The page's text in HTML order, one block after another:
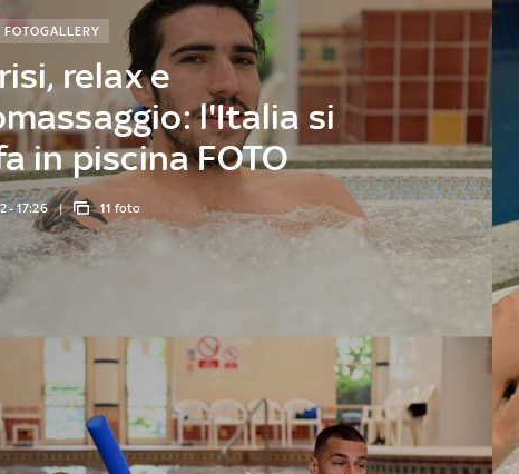
relax e
l'Italia si
in piscina FOTO
FOTOGALLERY
- 17:26 11 foto